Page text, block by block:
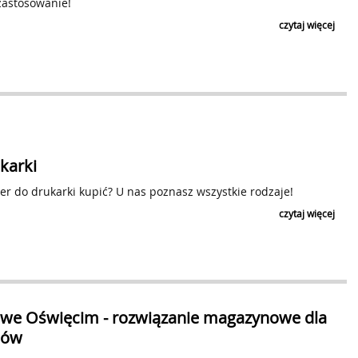
czytaj więcej
do drukarki kupić? U nas poznasz wszystkie rodzaje!
czytaj więcej
Oświęcim - rozwiązanie magazynowe dla